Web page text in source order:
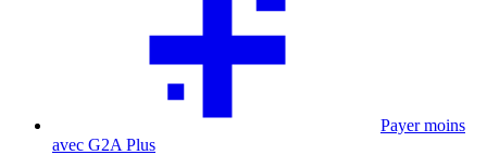
Payer moins
avec G2A Plus